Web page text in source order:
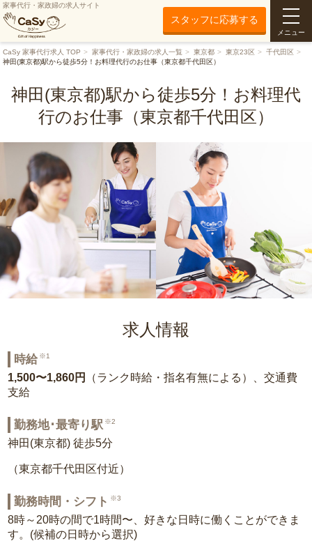
家事代行・家政婦の求人サイト
スタッフに応募する
メニュー
CaSy 家事代行求人 TOP 家事代行・家政婦の求人一覧 東京都 東京23区
千代田区
神田(東京都)駅から徒歩5分！お料理代行のお仕事（東京都千代田区）
神田(東京都)駅から徒歩5分！お料理代
行のお仕事（東京都千代田区）
求人情報
時給 ※1
1,500〜1,860円
（ランク時給・指名有無による）、交通費
支給
勤務地･最寄り駅 ※2
神田(東京都) 徒歩5分
（東京都千代田区付近）
勤務時間・シフト ※3
8時～20時の間で1時間〜、好きな日時に働くことができま
す。(候補の日時から選択)